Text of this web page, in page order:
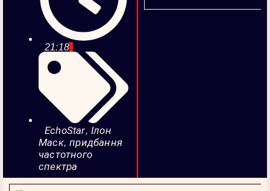
21:18
EchoStar,Ілон
Маск,придбання
частотного
спектра